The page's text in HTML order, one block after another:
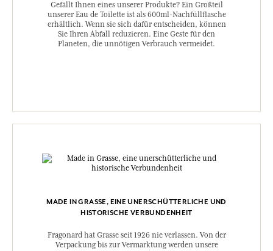
Gefällt Ihnen eines unserer Produkte? Ein Großteil
unserer Eau de Toilette ist als 600ml-Nachfüllflasche
erhältlich. Wenn sie sich dafür entscheiden, können
Sie Ihren Abfall reduzieren. Eine Geste für den
Planeten, die unnötigen Verbrauch vermeidet.
MADE IN GRASSE, EINE UNERSCHÜTTERLICHE UND
HISTORISCHE VERBUNDENHEIT
Fragonard hat Grasse seit 1926 nie verlassen. Von der
Verpackung bis zur Vermarktung werden unsere